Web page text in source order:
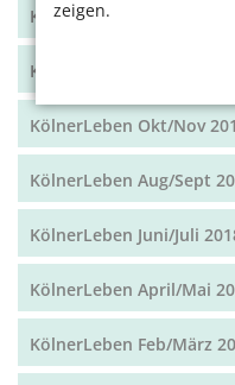
zeigen.
KölnerLeben Feb/März
KölnerLeben Dez 18/Jan 19
KölnerLeben Okt/Nov
KölnerLeben Aug/Sept
KölnerLeben Juni/Juli
KölnerLeben April/Mai
KölnerLeben Feb/März